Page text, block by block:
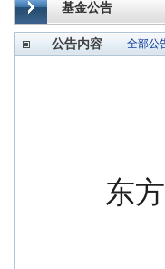
基金公告
公告内容 全部公
东